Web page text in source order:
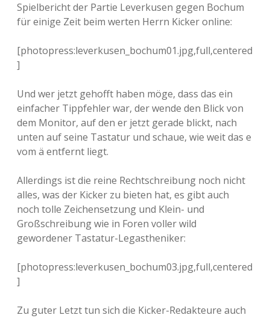
Spielbericht der Partie Leverkusen gegen Bochum
für einige Zeit beim werten Herrn Kicker online:
[photopress:leverkusen_bochum01.jpg,full,centered
]
Und wer jetzt gehofft haben möge, dass das ein
einfacher Tippfehler war, der wende den Blick von
dem Monitor, auf den er jetzt gerade blickt, nach
unten auf seine Tastatur und schaue, wie weit das e
vom ä entfernt liegt.
Allerdings ist die reine Rechtschreibung noch nicht
alles, was der Kicker zu bieten hat, es gibt auch
noch tolle Zeichensetzung und Klein- und
Großschreibung wie in Foren voller wild
gewordener Tastatur-Legastheniker:
[photopress:leverkusen_bochum03.jpg,full,centered
]
Zu guter Letzt tun sich die Kicker-Redakteure auch